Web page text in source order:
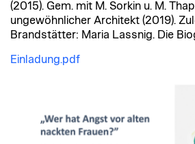
(2015). Gem. mit M. Sorkin u. M.
ungewöhnlicher Architekt (2019).
Brandstätter: Maria Lassnig. Die
Einladung.pdf